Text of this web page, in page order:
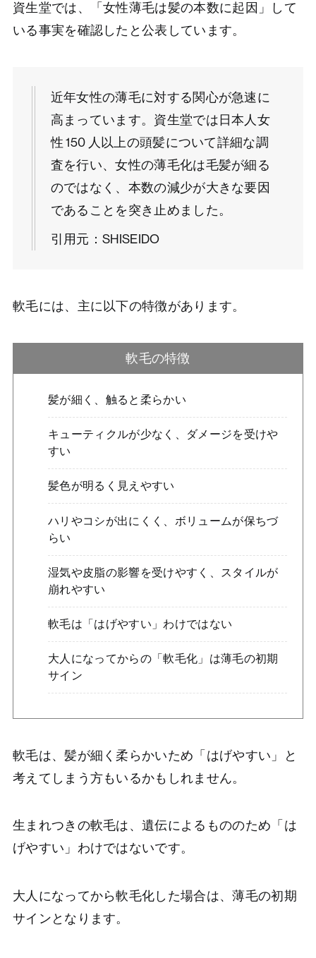
資生堂では、「女性薄毛は髪の本数に起因」して
いる事実を確認したと公表しています。
近年女性の薄毛に対する関心が急速に
高まっています。資生堂では日本人女
性 150 人以上の頭髪について詳細な調
査を行い、女性の薄毛化は毛髪が細る
のではなく、本数の減少が大きな要因
であることを突き止めました。
引用元： SHISEIDO
軟毛には、主に以下の特徴があります。
軟毛の特徴
髪が細く、触ると柔らかい
キューティクルが少なく、ダメージを受けや
すい
髪色が明るく見えやすい
ハリやコシが出にくく、ボリュームが保ちづ
らい
湿気や皮脂の影響を受けやすく、スタイルが
崩れやすい
軟毛は「はげやすい」わけではない
大人になってからの「軟毛化」は薄毛の初期
サイン
軟毛は、髪が細く柔らかいため「はげやすい」と
考えてしまう方もいるかもしれません。
生まれつきの軟毛は、遺伝によるもののため「は
げやすい」わけではないです。
大人になってから軟毛化した場合は、薄毛の初期
サインとなります。